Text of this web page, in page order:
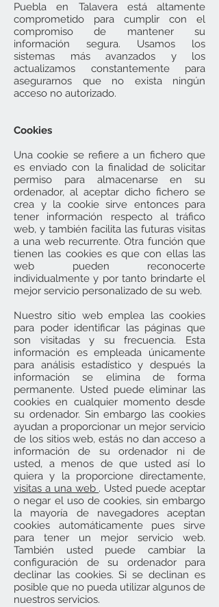
Puebla en Talavera está altamente
comprometido para cumplir con el
compromiso de mantener su
información segura. Usamos los
sistemas más avanzados y los
actualizamos constantemente para
asegurarnos que no exista ningún
acceso no autorizado.
Cookies
Una cookie se refiere a un fichero que
es enviado con la finalidad de solicitar
permiso para almacenarse en su
ordenador, al aceptar dicho fichero se
crea y la cookie sirve entonces para
tener información respecto al tráfico
web, y también facilita las futuras visitas
a una web recurrente. Otra función que
tienen las cookies es que con ellas las
web pueden reconocerte
individualmente y por tanto brindarte el
mejor servicio personalizado de su web.
Nuestro sitio web emplea las cookies
para poder identificar las páginas que
son visitadas y su frecuencia. Esta
información es empleada únicamente
para análisis estadístico y después la
información se elimina de forma
permanente. Usted puede eliminar las
cookies en cualquier momento desde
su ordenador. Sin embargo las cookies
ayudan a proporcionar un mejor servicio
de los sitios web, estás no dan acceso a
información de su ordenador ni de
usted, a menos de que usted así lo
quiera y la proporcione directamente,
visitas a una web . Usted puede aceptar
o negar el uso de cookies, sin embargo
la mayoría de navegadores aceptan
cookies automáticamente pues sirve
para tener un mejor servicio web.
También usted puede cambiar la
configuración de su ordenador para
declinar las cookies. Si se declinan es
posible que no pueda utilizar algunos de
nuestros servicios.